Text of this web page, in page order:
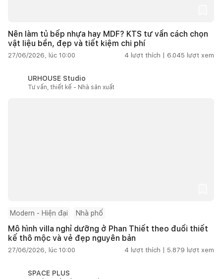
Nên làm tủ bếp nhựa hay MDF? KTS tư vấn cách chọn
vật liệu bền, đẹp và tiết kiệm chi phí
27/06/2026, lúc 10:00 4 lượt thích | 6.045 lượt xem
URHOUSE Studio
Tư vấn, thiết kế - Nhà sản xuất
Modern - Hiện đại Nhà phố
Mô hình villa nghỉ dưỡng ở Phan Thiết theo đuổi thiết
kế thô mộc và vẻ đẹp nguyên bản
27/06/2026, lúc 10:00 4 lượt thích | 5.879 lượt xem
SPACE PLUS